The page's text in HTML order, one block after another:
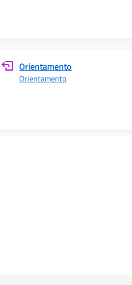
Orientamento
Orientamento